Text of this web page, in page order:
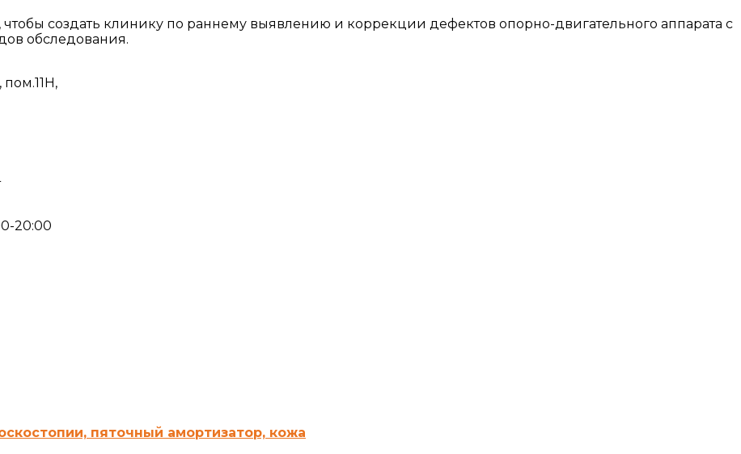
чтобы создать клинику по раннему выявлению и коррекции дефектов опорно-двигательного аппарата с
обследования.
20:00
пяточный амортизатор, кожа